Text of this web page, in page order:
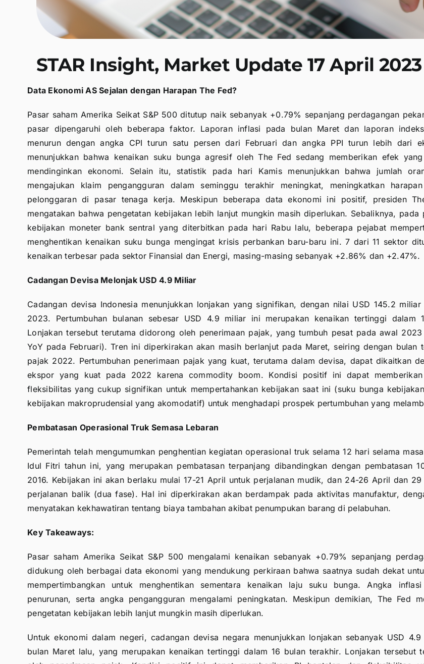
STAR Insight, Market Update 17 April 2023
Data Ekonomi AS Sejalan dengan Harapan The Fed?
Pasar saham Amerika Seikat S&P 500 ditutup naik sebanyak +0.79% sepanjang perdagangan
pasar dipengaruhi oleh beberapa faktor. Laporan inflasi pada bulan Maret dan laporan
menurun dengan angka CPI turun satu persen dari Februari dan angka PPI turun lebih dari
menunjukkan bahwa kenaikan suku bunga agresif oleh The Fed sedang memberikan efek
mendinginkan ekonomi. Selain itu, statistik pada hari Kamis menunjukkan bahwa jumlah
mengajukan klaim pengangguran dalam seminggu terakhir meningkat, meningkatkan
pelonggaran di pasar tenaga kerja. Meskipun beberapa data ekonomi ini positif, presiden
mengatakan bahwa pengetatan kebijakan lebih lanjut mungkin masih diperlukan. Sebaliknya, pada
kebijakan moneter bank sentral yang diterbitkan pada hari Rabu lalu, beberapa pejabat
menghentikan kenaikan suku bunga mengingat krisis perbankan baru-baru ini. 7 dari 11 sektor
kenaikan terbesar pada sektor Finansial dan Energi, masing-masing sebanyak +2.86% dan +2.47%.
Cadangan Devisa Melonjak USD 4.9 Miliar
Cadangan devisa Indonesia menunjukkan lonjakan yang signifikan, dengan nilai USD 145.2
2023. Pertumbuhan bulanan sebesar USD 4.9 miliar ini merupakan kenaikan tertinggi dalam
Lonjakan tersebut terutama didorong oleh penerimaan pajak, yang tumbuh pesat pada awal
YoY pada Februari). Tren ini diperkirakan akan masih berlanjut pada Maret, seiring dengan bulan
pajak 2022. Pertumbuhan penerimaan pajak yang kuat, terutama dalam devisa, dapat dikaitkan
ekspor yang kuat pada 2022 karena commodity boom. Kondisi positif ini dapat
fleksibilitas yang cukup signifikan untuk mempertahankan kebijakan saat ini (suku bunga
kebijakan makroprudensial yang akomodatif) untuk menghadapi prospek pertumbuhan yang
Pembatasan Operasional Truk Semasa Lebaran
Pemerintah telah mengumumkan penghentian kegiatan operasional truk selama 12 hari selama
Idul Fitri tahun ini, yang merupakan pembatasan terpanjang dibandingkan dengan pembatasan
2016. Kebijakan ini akan berlaku mulai 17-21 April untuk perjalanan mudik, dan 24-26 April dan
perjalanan balik (dua fase). Hal ini diperkirakan akan berdampak pada aktivitas manufaktur,
menyatakan kekhawatiran tentang biaya tambahan akibat penumpukan barang di pelabuhan.
Key Takeaways:
Pasar saham Amerika Seikat S&P 500 mengalami kenaikan sebanyak +0.79% sepanjang
didukung oleh berbagai data ekonomi yang mendukung perkiraan bahwa saatnya sudah dekat
mempertimbangkan untuk menghentikan sementara kenaikan laju suku bunga. Angka inflasi
penurunan, serta angka pengangguran mengalami peningkatan. Meskipun demikian, The Fed
pengetatan kebijakan lebih lanjut mungkin masih diperlukan.
Untuk ekonomi dalam negeri, cadangan devisa negara menunjukkan lonjakan sebanyak USD
bulan Maret lalu, yang merupakan kenaikan tertinggi dalam 16 bulan terakhir. Lonjakan tersebut